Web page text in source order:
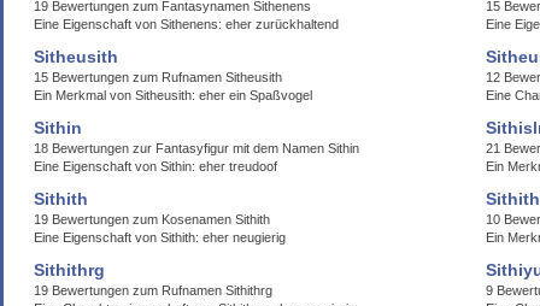
19 Bewertungen zum Fantasynamen Sithenens
Eine Eigenschaft von Sithenens: eher zurückhaltend
15
Eine
Sitheusith
15 Bewertungen zum Rufnamen Sitheusith
Ein Merkmal von Sitheusith: eher ein Spaßvogel
12
Eine
Sithin
18 Bewertungen zur Fantasyfigur mit dem Namen Sithin
Eine Eigenschaft von Sithin: eher treudoof
21
Ein
Sithith
19 Bewertungen zum Kosenamen Sithith
Eine Eigenschaft von Sithith: eher neugierig
10
Ein
Sithithrg
19 Bewertungen zum Rufnamen Sithithrg
9